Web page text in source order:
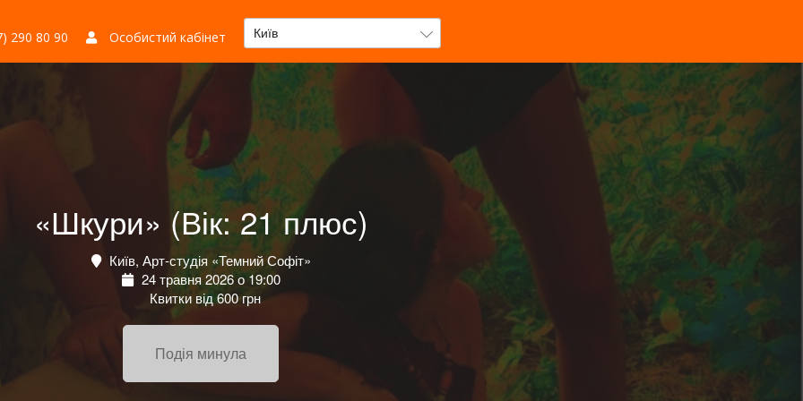
290 80 90 Особистий кабінет Київ
«Шкури» (Вік: 21 плюс)
Київ, Арт-студія «Темний Софіт»
24 травня 2026 о 19:00
Квитки від 600 грн
Подія минула